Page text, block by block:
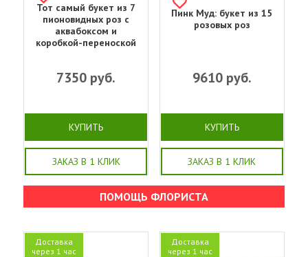
Тот самый букет из 7
пионовидных роз с
аквабоксом и
коробкой-переноской
7350 руб.
КУПИТЬ
ЗАКАЗ В 1 КЛИК
Пинк Муд: букет из 15
розовых роз
9610руб.
КУПИТЬ
ЗАКАЗ В 1 КЛИК
ПОМОЩЬ ФЛОРИСТА
Доставка
через 1 час
Доставка
через 1 час